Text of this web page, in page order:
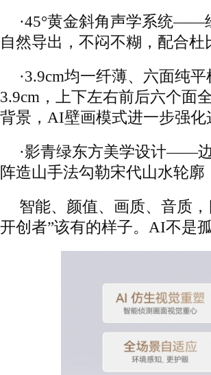
·45°黄金斜角声学系统——
自然导出，不闷不糊，配合
·3.9cm均一纤薄、六面纯
3.9cm，上下左右前后六个面
背景，AI壁画模式进一步强
·影青绿东方美学设计——
阵造山手法勾勒宋代山水轮
智能、颜值、画质、音质
开创者”该有的样子。AI不是